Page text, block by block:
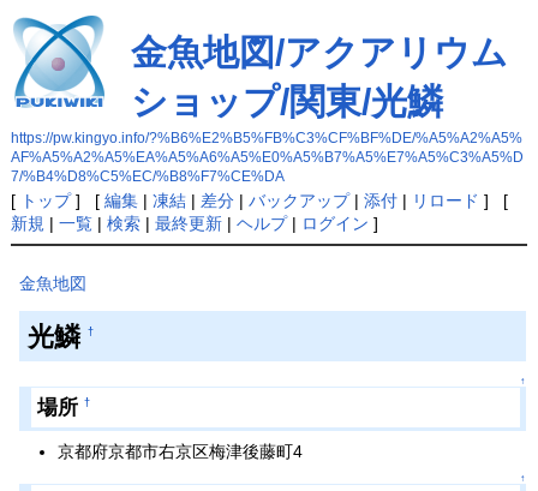
金魚地図/アクアリウム
ショップ/関東/光鱗
https://pw.kingyo.info/?%B6%E2%B5%FB%C3%CF%BF%DE/%A5%A2%A5%
AF%A5%A2%A5%EA%A5%A6%A5%E0%A5%B7%A5%E7%A5%C3%A5%D
7/%B4%D8%C5%EC/%B8%F7%CE%DA
[ トップ] [ 編集| 凍結| 差分| バックアップ| 添付| リロード ] [
新規 | 一覧| 検索| 最終更新| ヘルプ| ログイン ]
金魚地図
光鱗 †
↑
場所†
京都府京都市右京区梅津後藤町4
↑